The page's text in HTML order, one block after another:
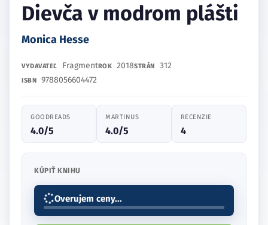
Dievča v modrom plášti
Monica Hesse
VYDAVATEĽ FragmentROK 2018STRÁN 312
ISBN 9788056604472
GOODREADS
4.0/5
MARTINUS
4.0/5
RECENZIE
4
KÚPIŤ KNIHU
Overujem ceny...